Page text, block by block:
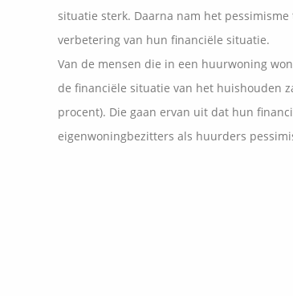
situatie sterk. Daarna nam het
verbetering van hun financiële situatie.
Van de mensen die in een huurwoning
de financiële situatie van het huishouden
procent). Die gaan ervan uit dat hun
eigenwoningbezitters als huurders